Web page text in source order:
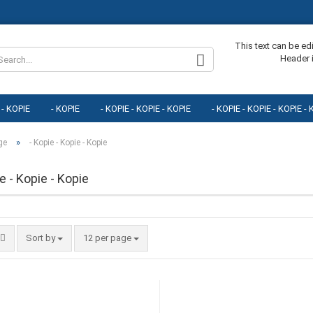
Change
This text can be
Header
KOPIE - KOPIE - KOPIE - KOPIE - KOPIE - KOPIE - KOPIE - KOPIE -
- KOPIE - KOPIE - KOPIE - KOPIE - KOPIE
» - Kopie - Kopie - Kopie
- Kopie - Kopie
Sort by 12 per page